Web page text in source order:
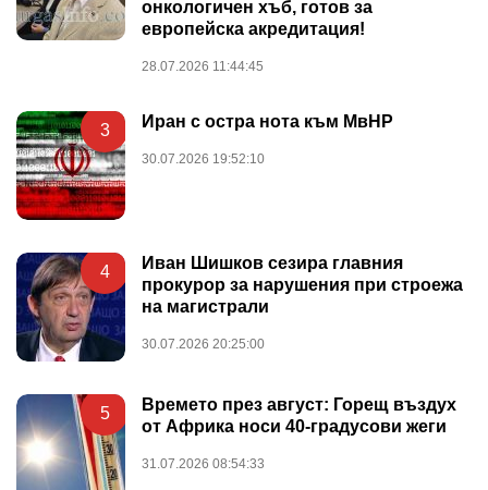
онкологичен хъб, готов за
европейска акредитация!
28.07.2026 11:44:45
3 Иран с остра нота към МвНР
30.07.2026 19:52:10
4
Иван Шишков сезира главния
прокурор за нарушения при строежа
на магистрали
30.07.2026 20:25:00
5
Времето през август: Горещ въздух
от Африка носи 40-градусови жеги
31.07.2026 08:54:33